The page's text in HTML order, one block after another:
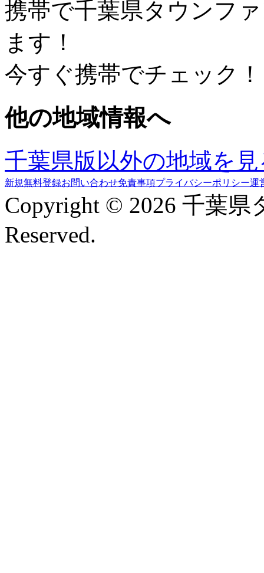
携帯で千葉県タウンフ
ます！
今すぐ携帯でチェック！
他の地域情報へ
千葉県版以外の地域を
新規無料登録お問い合わせ免責事項プライバシーポリシー運
Copyright © 2026 千葉
Reserved.